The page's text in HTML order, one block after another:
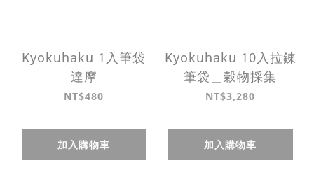
Kyokuhaku 1入筆袋
達摩
NT$480
加入購物車
Kyokuhaku 10入拉鍊
筆袋＿穀物採集
NT$3,280
加入購物車